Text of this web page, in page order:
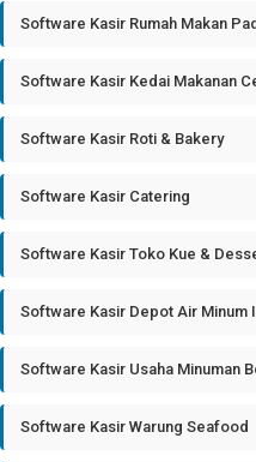
Software Kasir Rumah Makan
Software Kasir Kedai Makanan
Software Kasir Roti & Bakery
Software Kasir Catering
Software Kasir Toko Kue &
Software Kasir Depot Air Minum
Software Kasir Usaha Minuman
Software Kasir Warung Seafood